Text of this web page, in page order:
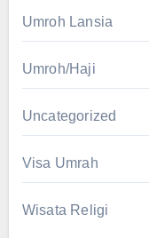
Umroh Lansia
Umroh/Haji
Uncategorized
Visa Umrah
Wisata Religi